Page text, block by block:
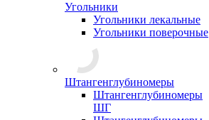
Угольники
Угольники лекальные
Угольники поверочные
Штангенглубиномеры
Штангенглубиномеры
ШГ